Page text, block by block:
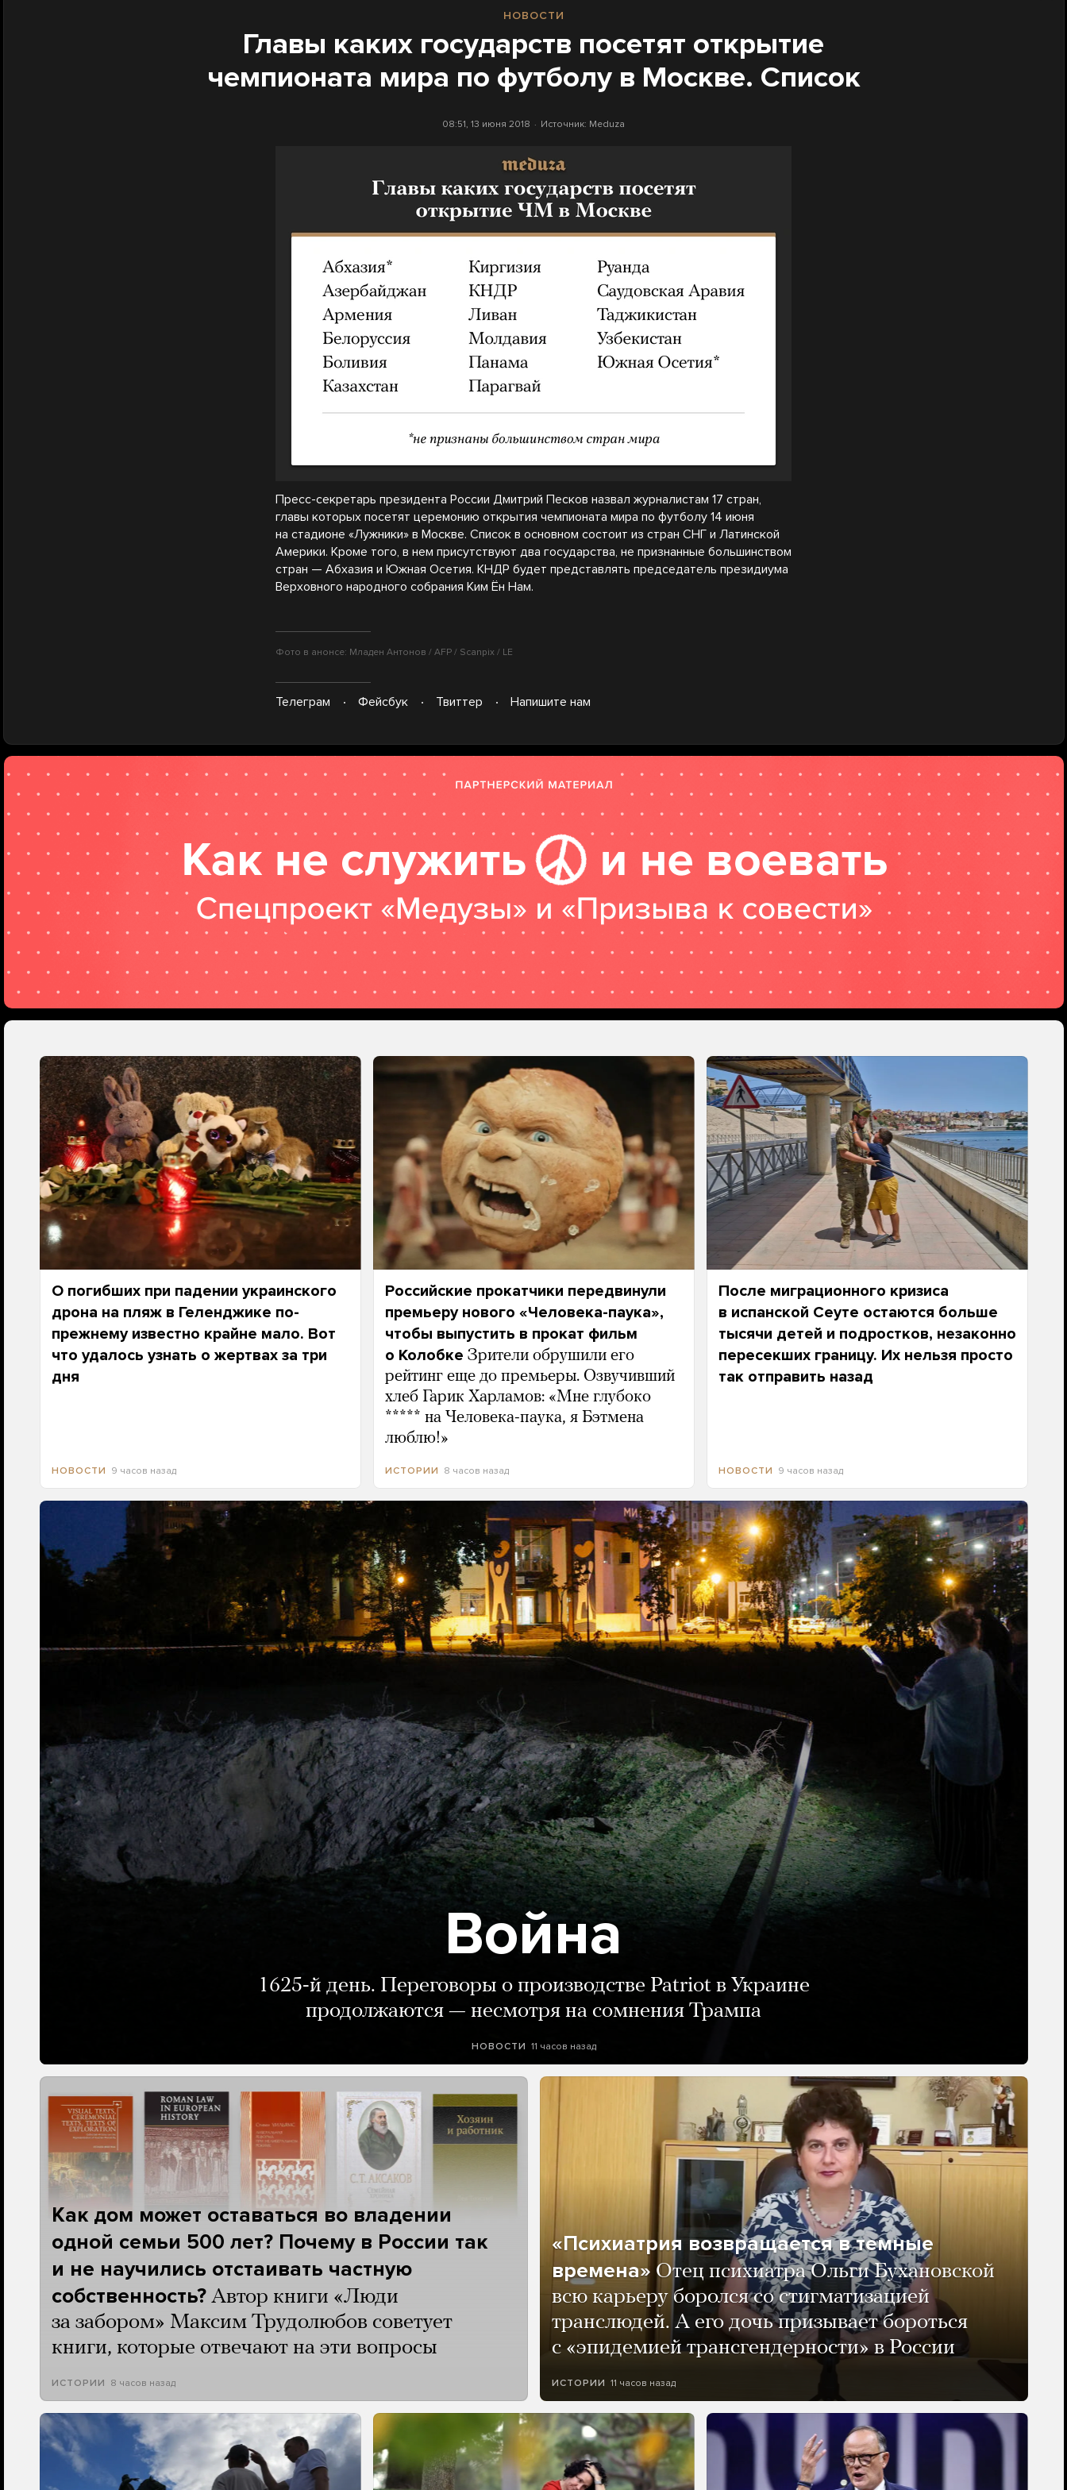
НОВОСТИ
Главы каких государств посетят открытие
чемпионата мира по футболу в Москве. Список
08:51, 13 июня 2018 Источник: Meduza
Пресс-секретарь президента России Дмитрий Песков назвал журналистам 17 стран,
главы которых посетят церемонию открытия чемпионата мира по футболу 14 июня
на стадионе «Лужники» в Москве. Список в основном состоит из стран СНГ и Латинской
Америки. Кроме того, в нем присутствуют два государства, не признанные большинством
стран — Абхазия и Южная Осетия. КНДР будет представлять председатель президиума
Верховного народного собрания Ким Ён Нам.
Фото в анонсе: Младен Антонов / AFP / Scanpix / LE
Телеграм Фейсбук Твиттер Напишите нам
О погибших при падении украинского
дрона на пляж в Геленджике по-
прежнему известно крайне мало. Вот
что удалось узнать о жертвах за три
дня
НОВОСТИ 9 часов назад
Российские прокатчики передвинули
премьеру нового «Человека-паука»,
чтобы выпустить в прокат фильм
о Колобке Зрители обрушили его
рейтинг еще до премьеры. Озвучивший
хлеб Гарик Харламов: «Мне глубоко
***** на Человека-паука, я Бэтмена
люблю!»
ИСТОРИИ 8 часов назад
После миграционного кризиса
в испанской Сеуте остаются больше
тысячи детей и подростков, незаконно
пересекших границу. Их нельзя просто
так отправить назад
НОВОСТИ 9 часов назад
Война
1625-й день. Переговоры о производстве Patriot в Украине
продолжаются — несмотря на сомнения Трампа
НОВОСТИ 11 часов назад
Как дом может оставаться во владении
одной семьи 500 лет? Почему в России так
и не научились отстаивать частную
собственность? Автор книги «Люди
за забором» Максим Трудолюбов советует
книги, которые отвечают на эти вопросы
ИСТОРИИ 8 часов назад
«Психиатрия возвращается в темные
времена» Отец психиатра Ольги Бухановской
всю карьеру боролся со стигматизацией
транслюдей. А его дочь призывает бороться
с «эпидемией трансгендерности» в России
ИСТОРИИ 11 часов назад